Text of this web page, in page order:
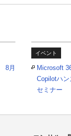
8月
イベント
Microsoft
Copilotハン
セミナー